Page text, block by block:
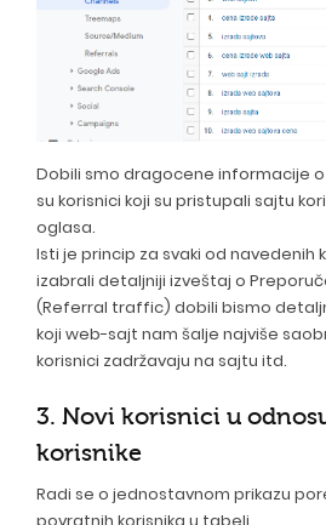
Dobili smo dragocene informacije
su korisnici koji su pristupali sajtu
oglasa.
Isti je princip za svaki od navedenih
izabrali detaljniji izveštaj o
(Referral traffic) dobili bismo
koji web-sajt nam šalje najviše
korisnici zadržavaju na sajtu itd.
3. Novi korisnici u
korisnike
Radi se o jednostavnom prikazu